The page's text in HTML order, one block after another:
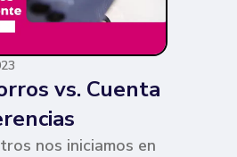
vs. Cuenta
nos iniciamos en